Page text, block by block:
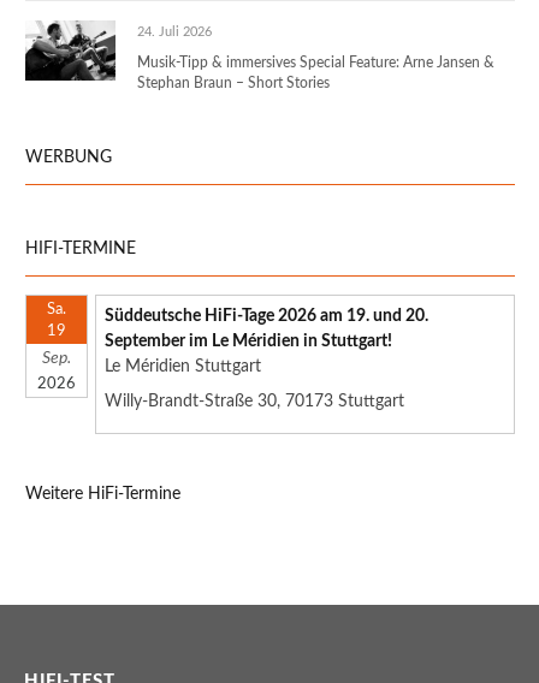
24. Juli 2026
Musik-Tipp & immersives Special Feature: Arne Jansen &
Stephan Braun – Short Stories
WERBUNG
HIFI-TERMINE
Sa.
19
Sep.
2026
Süddeutsche HiFi-Tage 2026 am 19. und 20.
September im Le Méridien in Stuttgart!
Le Méridien Stuttgart
Willy-Brandt-Straße 30, 70173 Stuttgart
Weitere HiFi-Termine